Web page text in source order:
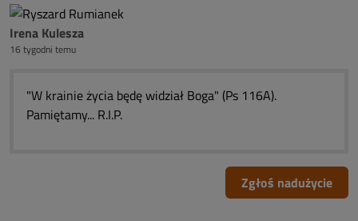
Irena Kulesza
16 tygodni temu
"W krainie życia będę widział Boga" (Ps 116A).
Pamiętamy... R.I.P.
Zgłoś nadużycie